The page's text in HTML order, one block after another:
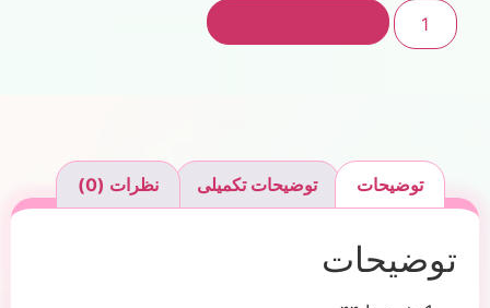
توضیحات توضیحات تکمیلی نظرات (0)
توضیحات